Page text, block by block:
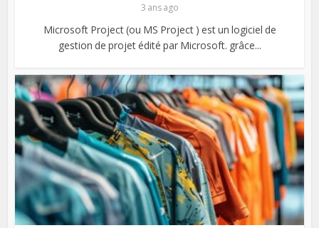
3 ans ago
Microsoft Project (ou MS Project ) est un logiciel de
gestion de projet édité par Microsoft. grâce...